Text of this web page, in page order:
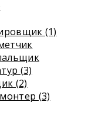
(1)
(3)
(2)
(3)